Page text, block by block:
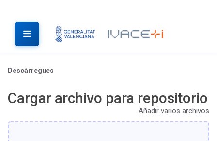
Descàrregues
Cargar archivo para repositorio
Añadir varios archivos